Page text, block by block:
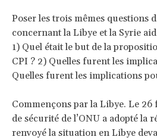
Poser les trois mêmes questions
concernant la Libye et la Syrie
1) Quel était le but de la
CPI ? 2) Quelles furent les
Quelles furent les implications
Commençons par la Libye. Le 26
de sécurité de l’ONU a adopté la
renvoyé la situation en Libye